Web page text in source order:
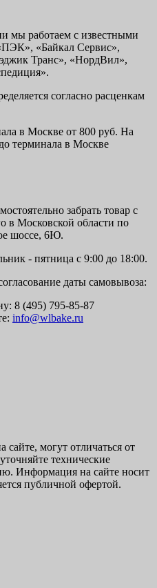
мы работаем с известными
«Байкал Сервис»,
Транс», «НордВил»,
согласно расценкам
в Москве от 800 руб. На
терминала в Москве
забрать товар с
в Московской области по
шоссе, 6Ю.
- пятница с 9:00 до 18:00.
даты самовывоза:
8 (495) 795-85-87
info@wlbake.ru
могут отличаться от
технические
Информация на сайте носит
публичной офертой.